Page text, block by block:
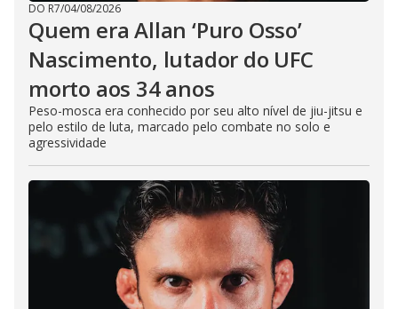
DO R7/04/08/2026
Quem era Allan ‘Puro Osso’
Nascimento, lutador do UFC
morto aos 34 anos
Peso-mosca era conhecido por seu alto nível de jiu-jitsu e
pelo estilo de luta, marcado pelo combate no solo e
agressividade